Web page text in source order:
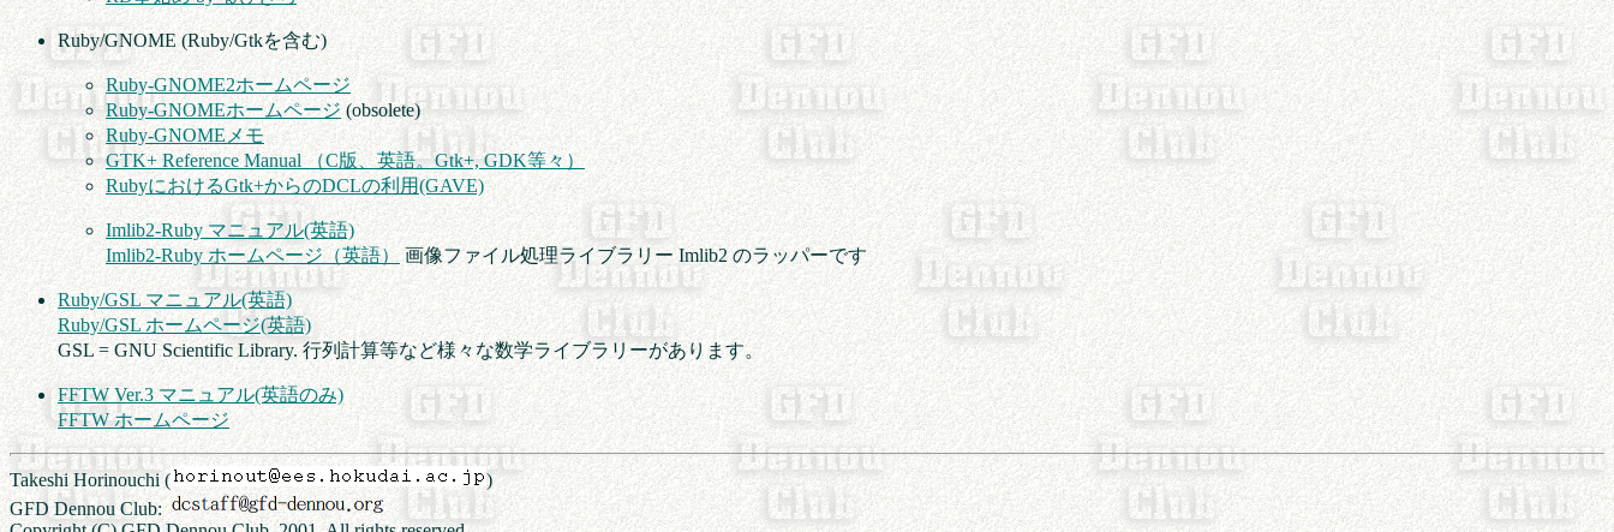
Ruby/GNOME (Ruby/Gtkを含む)
Ruby-GNOME2ホームページ
Ruby-GNOMEホームページ(obsolete)
Ruby-GNOMEメモ
GTK+ Reference Manual （C版、英語。Gtk+, GDK等々）
RubyにおけるGtk+からのDCLの利用(GAVE)
Imlib2-Ruby マニュアル(英語)
Imlib2-Ruby ホームページ（英語） 画像ファイル処理ライブラリー Imlib2 のラッパーです
Ruby/GSL マニュアル(英語)
Ruby/GSL ホームページ(英語)
GSL = GNU Scientific Library. 行列計算等など様々な数学ライブラリーがあります。
FFTW Ver.3 マニュアル(英語のみ)
FFTW ホームページ
Takeshi Horinouchi (
)
GFD Dennou Club: